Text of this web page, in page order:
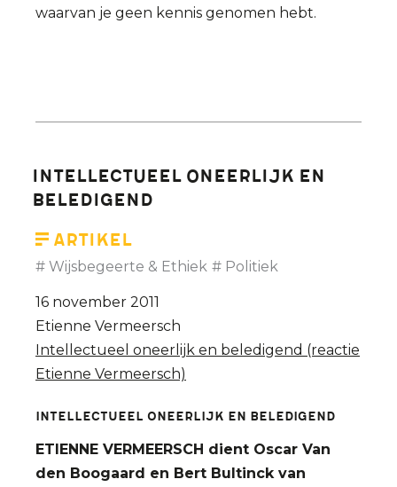
waarvan je geen kennis genomen hebt.
Intellectueel oneerlijk en
beledigend
Artikel
Wijsbegeerte & Ethiek Politiek
16 november 2011
Etienne Vermeersch
Intellectueel oneerlijk en beledigend (reactie
Etienne Vermeersch)
Intellectueel oneerlijk en beledigend
ETIENNE VERMEERSCH dient Oscar Van
den Boogaard en Bert Bultinck van